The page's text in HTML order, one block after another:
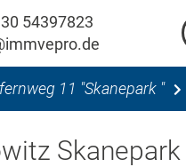
54397823
11 "Skanepark "